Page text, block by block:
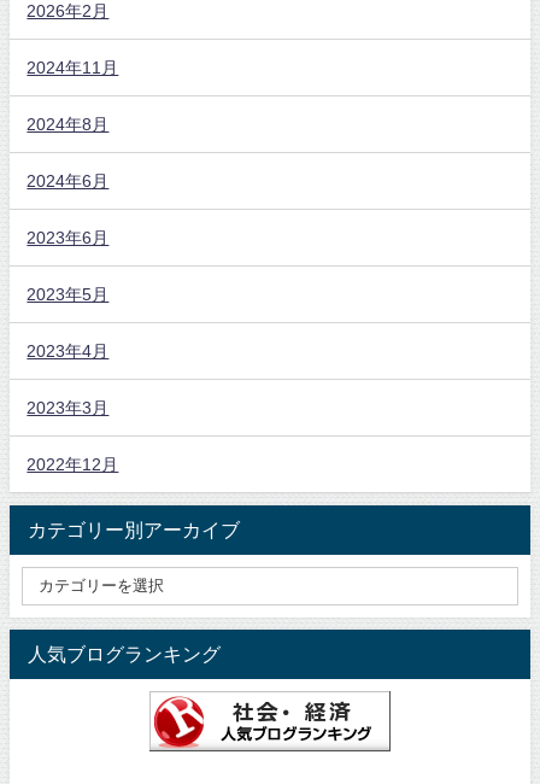
2026年2月
2024年11月
2024年8月
2024年6月
2023年6月
2023年5月
2023年4月
2023年3月
2022年12月
カテゴリー別アーカイブ
人気ブログランキング